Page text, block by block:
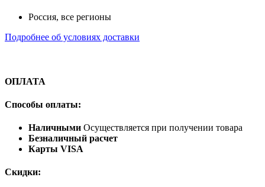
Россия, все регионы
Подробнее об условиях доставки
ОПЛАТА
Способы оплаты:
Наличными Осуществляется при получении товара
Безналичный расчет
Карты VISA
Скидки: